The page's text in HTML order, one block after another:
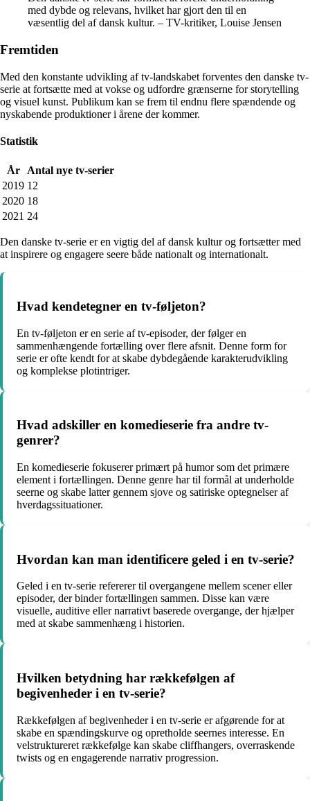
med dybde og relevans, hvilket har gjort den til en
væsentlig del af dansk kultur. – TV-kritiker, Louise Jensen
Fremtiden
Med den konstante udvikling af tv-landskabet forventes den danske tv-
serie at fortsætte med at vokse og udfordre grænserne for storytelling
og visuel kunst. Publikum kan se frem til endnu flere spændende og
nyskabende produktioner i årene der kommer.
Statistik
År
Antal nye tv-serier
2019 12
2020 18
2021 24
Den danske tv-serie er en vigtig del af dansk kultur og fortsætter med
at inspirere og engagere seere både nationalt og internationalt.
Hvad kendetegner en tv-føljeton?
En tv-føljeton er en serie af tv-episoder, der følger en
sammenhængende fortælling over flere afsnit. Denne form for
serie er ofte kendt for at skabe dybdegående karakterudvikling
og komplekse plotintriger.
Hvad adskiller en komedieserie fra andre tv-
genrer?
En komedieserie fokuserer primært på humor som det primære
element i fortællingen. Denne genre har til formål at underholde
seerne og skabe latter gennem sjove og satiriske optegnelser af
hverdagssituationer.
Hvordan kan man identificere geled i en tv-serie?
Geled i en tv-serie refererer til overgangene mellem scener eller
episoder, der binder fortællingen sammen. Disse kan være
visuelle, auditive eller narrativt baserede overgange, der hjælper
med at skabe sammenhæng i historien.
Hvilken betydning har rækkefølgen af
begivenheder i en tv-serie?
Rækkefølgen af begivenheder i en tv-serie er afgørende for at
skabe en spændingskurve og opretholde seernes interesse. En
velstruktureret rækkefølge kan skabe cliffhangers, overraskende
twists og en engagerende narrativ progression.